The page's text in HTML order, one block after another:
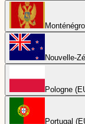
Nouvelle-
Pologne
Portugal